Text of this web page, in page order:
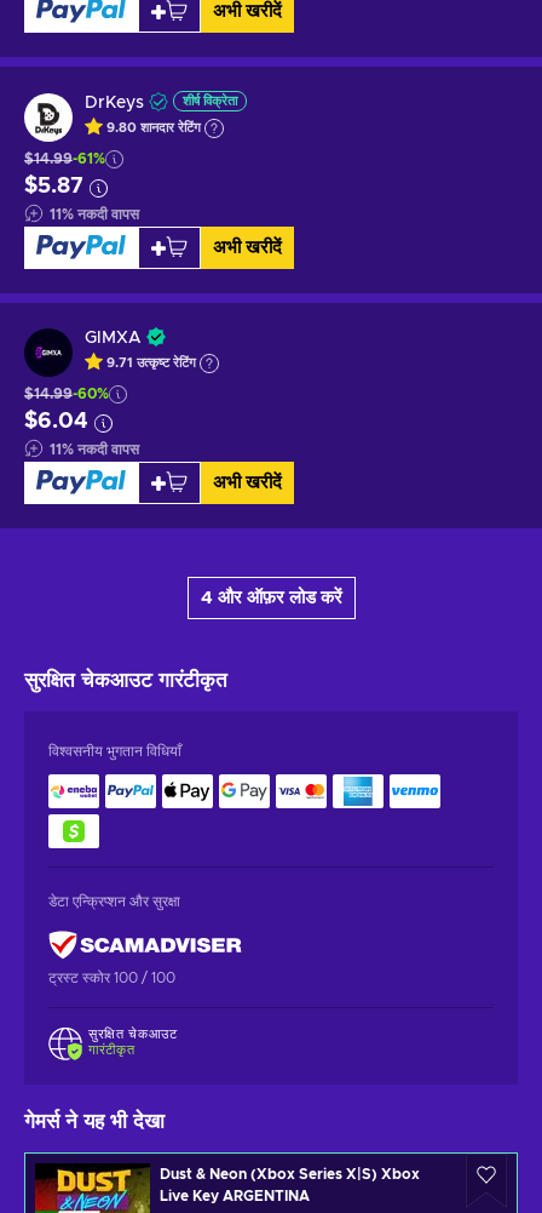
अभी खरीदें
DrKeys शीर्ष विक्रेता
9.80 शानदाररेटिंग
$14.99-61%
$5.87
11% नकदी वापस
अभी खरीदें
GIMXA
9.71 उत्कृष्टरेटिंग
$14.99-60%
$6.04
11% नकदी वापस
अभी खरीदें
4 और ऑफ़र लोड करें
सुरक्षित चेकआउटगारंटीकृत
विश्वसनीय भुगतान विधियाँ
डेटा एन्क्रिप्शन और सुरक्षा
ट्रस्ट स्कोर 100 / 100
सुरक्षित चेकआउट
गारंटीकृत
गेमर्स ने यह भी देखा
Dust & Neon (Xbox Series X|S) Xbox
Live Key ARGENTINA